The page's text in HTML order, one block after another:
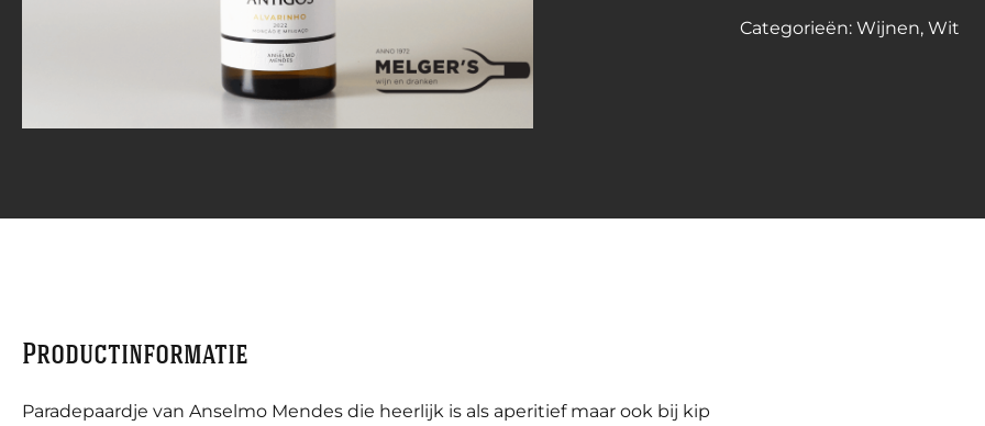
Categorieën:Wijnen,Wit
Productinformatie
Paradepaardje van Anselmo Mendes die heerlijk is als aperitief maar ook bij kip